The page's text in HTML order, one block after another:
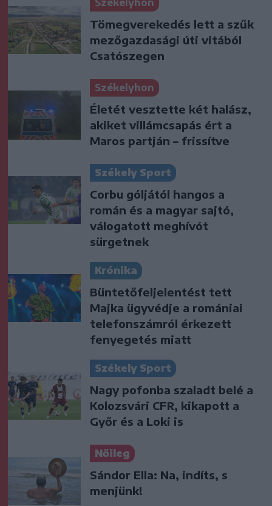
Tömegverekedés lett a szűk
mezőgazdasági úti vitából
Csatószegen
Székelyhon
Életét vesztette két halász,
akiket villámcsapás ért a
Maros partján – frissítve
Székely Sport
Corbu góljától hangos a
román és a magyar sajtó,
válogatott meghívót
sürgetnek
Krónika
Büntetőfeljelentést tett
Majka ügyvédje a romániai
telefonszámról érkezett
fenyegetés miatt
Székely Sport
Nagy pofonba szaladt belé a
Kolozsvári CFR, kikapott a
Győr és a Loki is
Nőileg
Sándor Ella: Na, indíts, s
menjünk!